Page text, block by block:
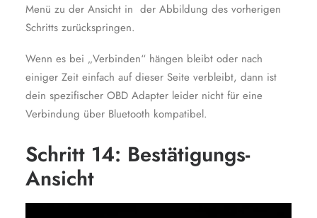
Menü zu der Ansicht in der Abbildung des vorherigen
Schritts zurückspringen.
Wenn es bei „Verbinden“ hängen bleibt oder nach
einiger Zeit einfach auf dieser Seite verbleibt, dann ist
dein spezifischer OBD Adapter leider nicht für eine
Verbindung über Bluetooth kompatibel.
Schritt 14: Bestätigungs-
Ansicht